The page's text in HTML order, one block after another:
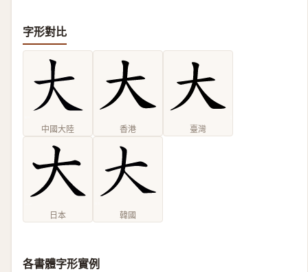
字形對比
中國大陸 香港 臺灣
日本 韓國
各書體字形實例